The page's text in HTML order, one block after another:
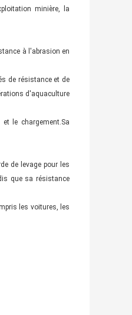
minière, la
à l'abrasion en
de résistance et de
d'aquaculture
le chargement.Sa
de levage pour les
que sa résistance
les voitures, les